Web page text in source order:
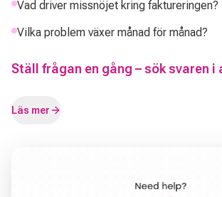
Vad driver missnöjet kring faktureringen?
Vilka problem växer månad för månad?
Ställ frågan en gång – sök svaren i
Läs mer